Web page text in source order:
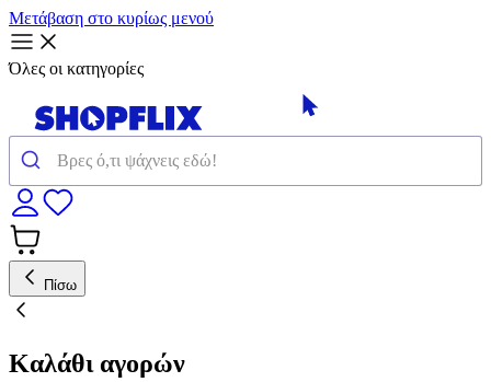
Μετάβαση στο κυρίως μενού
Όλες οι κατηγορίες
Πίσω
Καλάθι αγορών